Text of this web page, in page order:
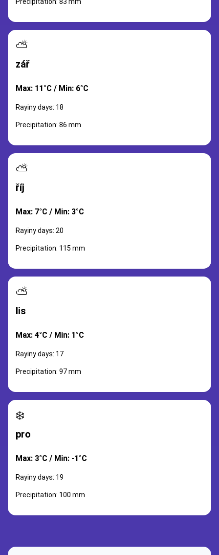
⛅
zář
Max: 11°C / Min: 6°C
Rayiny days: 18
Precipitation: 86 mm
⛅
říj
Max: 7°C / Min: 3°C
Rayiny days: 20
Precipitation: 115 mm
⛅
lis
Max: 4°C / Min: 1°C
Rayiny days: 17
Precipitation: 97 mm
❄️
pro
Max: 3°C / Min: -1°C
Rayiny days: 19
Precipitation: 100 mm